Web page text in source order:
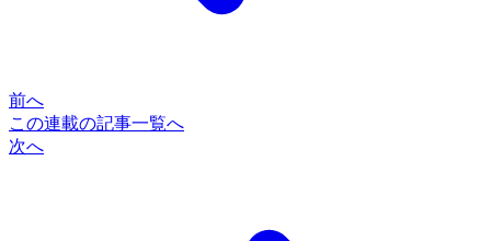
前へ
この連載の記事一覧へ
次へ